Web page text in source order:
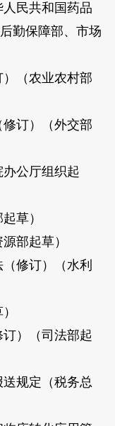
民共和国药品
勤保障部、市场
（农业农村部
订）（外交部
公厅组织起
草）
部起草）
修订）（水利
）（司法部起
规定（税务总